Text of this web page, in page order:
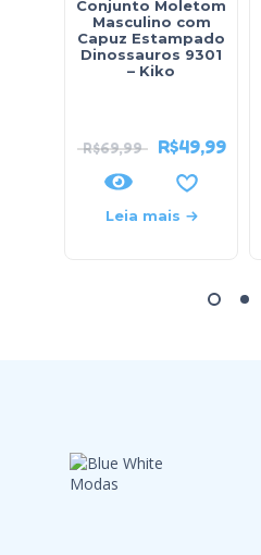
Conjunto Moletom
Masculino com
Capuz Estampado
Dinossauros 9301
– Kiko
R$69,99 R$49,99
Leia mais